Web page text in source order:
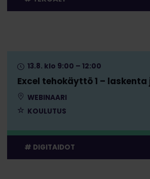
Excel tehokäyttö 1 –
13.8. klo 9:00 – 12:00
WEBINAARI
KOULUTUS
DIGITAIDOT